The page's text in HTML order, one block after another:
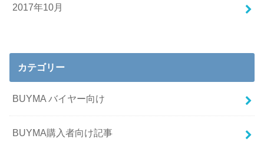
2017年10月
カテゴリー
BUYMA バイヤー向け
BUYMA購入者向け記事